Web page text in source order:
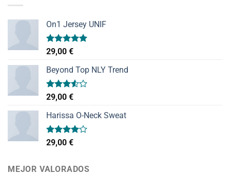
On1 Jersey UNIF
Valorado
con
de 5
29,00 €
Beyond Top NLY Trend
Valorado
con
3.50de
5
29,00 €
Harissa O-Neck Sweat
Valorado
con
29,00 €
MEJOR VALORADOS